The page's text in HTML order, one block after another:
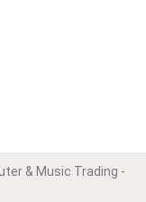
& Music Trading -